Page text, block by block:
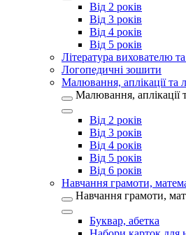
Від 2 років
Від 3 років
Від 4 років
Від 5 років
Література вихователю
Логопедичні зошити
Малювання, аплікації та
Малювання, аплікації
Від 2 років
Від 3 років
Від 4 років
Від 5 років
Від 6 років
Навчання грамоти,
Навчання грамоти,
Буквар, абетка